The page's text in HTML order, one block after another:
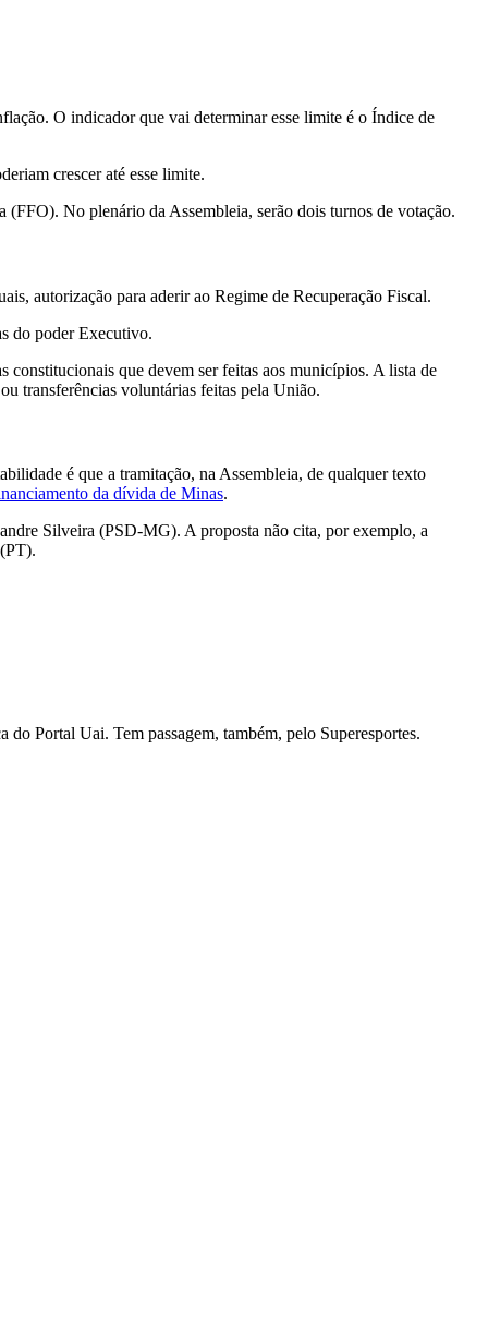
O indicador que vai determinar esse limite é o Índice de
crescer até esse limite.
No plenário da Assembleia, serão dois turnos de votação.
autorização para aderir ao Regime de Recuperação Fiscal.
do poder Executivo.
constitucionais que devem ser feitas aos municípios. A lista de
transferências voluntárias feitas pela União.
é que a tramitação, na Assembleia, de qualquer texto
da dívida de Minas.
Silveira (PSD-MG). A proposta não cita, por exemplo, a
Portal Uai. Tem passagem, também, pelo Superesportes.